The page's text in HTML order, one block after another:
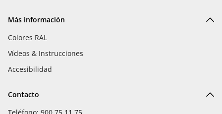
Más información
Colores RAL
Vídeos & Instrucciones
Accesibilidad
Contacto